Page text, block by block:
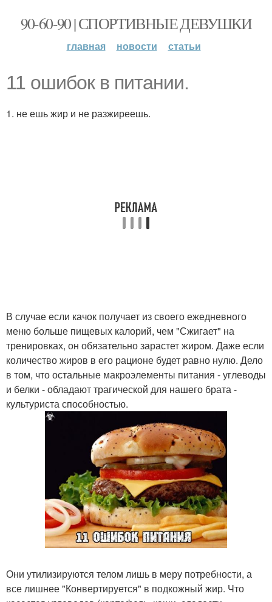
90-60-90 | СПОРТИВНЫЕ ДЕВУШКИ
главная новости статьи
11 ошибок в питании.
1. не ешь жир и не разжиреешь.
В случае если качок получает из своего ежедневного
меню больше пищевых калорий, чем "Сжигает" на
тренировках, он обязательно зарастет жиром. Даже если
количество жиров в его рационе будет равно нулю. Дело
в том, что остальные макроэлементы питания - углеводы
и белки - обладают трагической для нашего брата -
культуриста способностью.
Они утилизируются телом лишь в меру потребности, а
все лишнее "Конвертируется" в подкожный жир. Что